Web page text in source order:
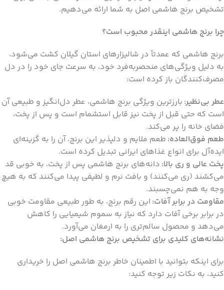
تشخیص برنج هاشمی اصل به شما ارائه می‌دهیم.
چرا برنج هاشمی اینقدر محبوب است؟
برنج هاشمی که عمدتاً در شالیزارهای استان گیلان کشت می‌شود،
به دلیل ویژگی‌های منحصربه‌فرد خود، به سرعت جای خود را در دل
مصرف‌کنندگان باز کرده است:
عطر بی‌نظیر: بارزترین ویژگی برنج هاشمی، عطر دل‌انگیز و طبیعی آن
است که حتی قبل از پخت نیز قابل استشمام است و پس از پخت،
فضای خانه را پر می‌کند.
طعم فوق‌العاده: طعم ملایم و دلپذیر این برنج، آن را به گزینه‌ای
ایده‌آل برای انواع غذاهای ایرانی تبدیل کرده است.
پخت عالی و ری بالا: دانه‌های برنج هاشمی پس از پخت، به خوبی قد
می‌کشند (ری می‌کنند) و بافت نرم و لطیفی پیدا می‌کنند که به هیچ
وجه به هم نمی‌چسبند.
مقاومت در برابر آفات: این رقم برنج، به طور طبیعی مقاومت خوبی
در برابر برخی آفات دارد که نیاز به سموم شیمیایی را کاهش
می‌دهد و محصول سالم‌تری را به ارمغان می‌آورد.
نشانه‌های کلیدی برای تشخیص برنج هاشمی اصل:
برای اینکه بتوانید با اطمینان خاطر برنج هاشمی اصل را خریداری
کنید، به نکات زیر توجه کنید: